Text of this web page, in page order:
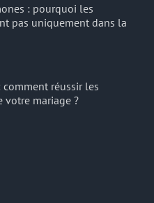
: pourquoi les
pas uniquement dans la
comment réussir les
votre mariage ?